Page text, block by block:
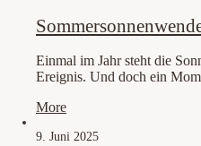
Einmal im Jahr steht die
Ereignis. Und doch ein
More
9. Juni 2025